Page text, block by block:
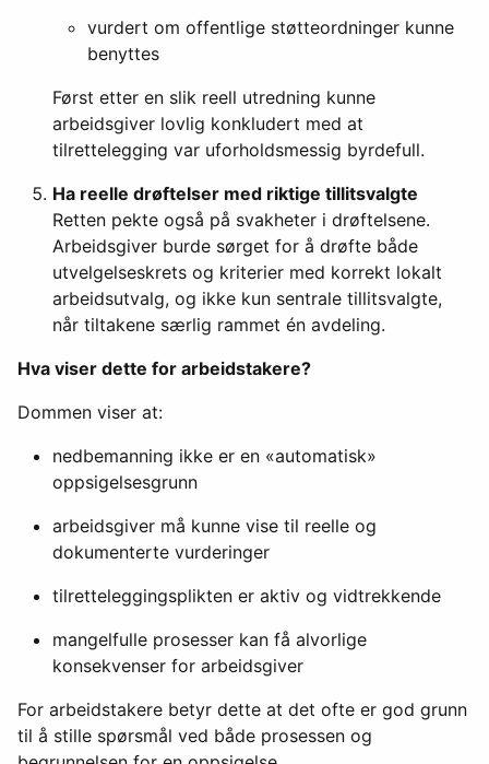
vurdert om offentlige støtteordninger kunne
benyttes
Først etter en slik reell utredning kunne
arbeidsgiver lovlig konkludert med at
tilrettelegging var uforholdsmessig byrdefull.
Ha reelle drøftelser med riktige tillitsvalgte
Retten pekte også på svakheter i drøftelsene.
Arbeidsgiver burde sørget for å drøfte både
utvelgelseskrets og kriterier med korrekt lokalt
arbeidsutvalg, og ikke kun sentrale tillitsvalgte,
når tiltakene særlig rammet én avdeling.
Hva viser dette for arbeidstakere?
Dommen viser at:
nedbemanning ikke er en «automatisk»
oppsigelsesgrunn
arbeidsgiver må kunne vise til reelle og
dokumenterte vurderinger
tilretteleggingsplikten er aktiv og vidtrekkende
mangelfulle prosesser kan få alvorlige
konsekvenser for arbeidsgiver
For arbeidstakere betyr dette at det ofte er god grunn
til å stille spørsmål ved både prosessen og